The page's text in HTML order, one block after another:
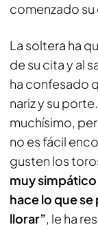
comenzado su
La soltera ha
de su cita y al
ha confesado
nariz y su
muchísimo,
no es fácil
gusten los
muy
hace lo que se
llorar”, le ha